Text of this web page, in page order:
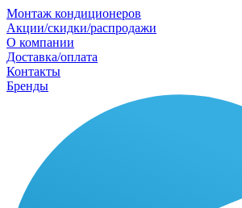
Монтаж кондиционеров
Акции/скидки/распродажи
О компании
Доставка/оплата
Контакты
Бренды